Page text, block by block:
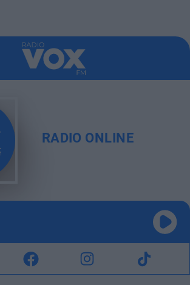
RADIO ONLINE